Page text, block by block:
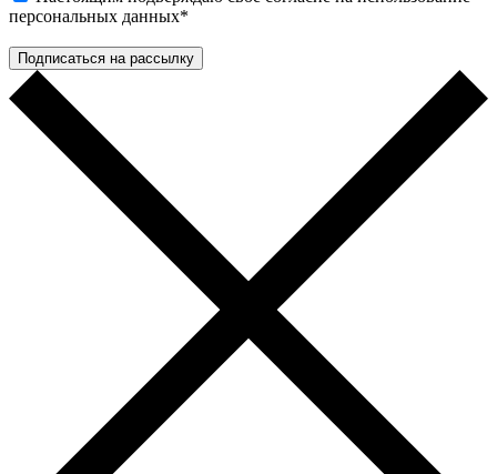
персональных данных*
Подписаться на рассылку